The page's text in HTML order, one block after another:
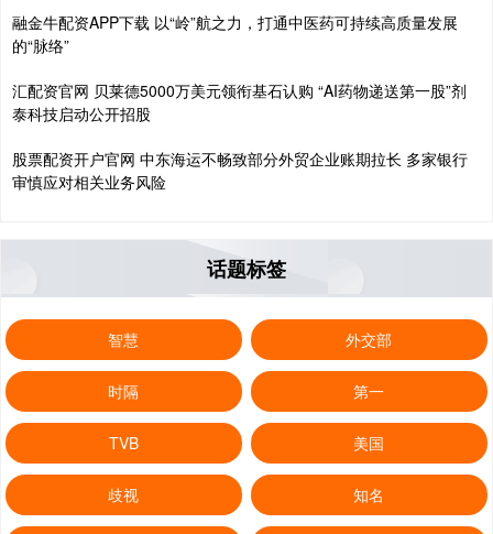
融金牛配资APP下载 以“岭”航之力，打通中医药可持续高质量发展
的“脉络”
汇配资官网 贝莱德5000万美元领衔基石认购 “AI药物递送第一股”剂
泰科技启动公开招股
股票配资开户官网 中东海运不畅致部分外贸企业账期拉长 多家银行
审慎应对相关业务风险
话题标签
智慧 外交部
时隔 第一
TVB 美国
歧视 知名